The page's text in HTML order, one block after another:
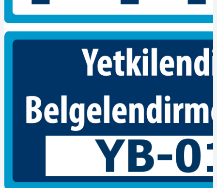
operatörlüğü kursları düzenleyen bir kuruluştur. Sektörün
ihtiyaçlarına uygun olarak tasarlanmış programları sayesinde
forklift kullanımı konusunda sertifikalı bir eğitim alabilirsiniz.
Aynı zamanda, işverenler için iş sağlığı ve güvenliği
konularında danışmanlık hizmeti de sunmaktadırlar.
Kocaeli Üniversitesi Uygulama ve Araştırma Merkezi:
Kocaeli Üniversitesi Uygulama ve Araştırma Merkezi, forklift
kullanımıyla ilgili eğitimler sunan bir kurumdur.
Çalışanlarınızın niteliklerini belgelemek ve iş yerinizde standartları
yükseltmek için doğru firmayı bulmanız çok önemlidir. Poly Belge
olarak, Kocaeli’de personel belgelendirme hizmeti sunan firmalar
arasında önde gelen bir konumdayız.
Mesleki Yeterlilik Belgesi Almanın Yolları
Mesleki yeterlilik belgesi, birçok sektörde çalışan profesyoneller için
önemli bir belgedir. Bu belge, çalışanın belirli bir meslekteki